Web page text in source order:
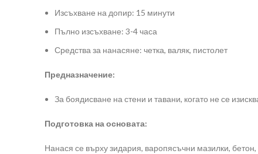
Изсъхване на допир: 15 минути
Пълно изсъхване: 3-4 часа
Средства за нанасяне: четка, валяк, пистолет
Предназначение:
За боядисване на стени и тавани, когато не се
Подготовка на основата:
Нанася се върху зидария, варопясъчни мазилки,